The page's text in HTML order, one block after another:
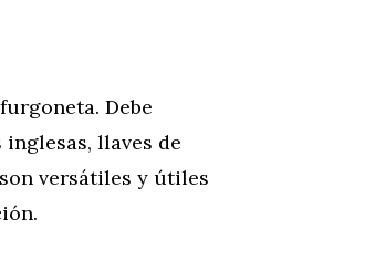
Debe
llaves de
versátiles y útiles